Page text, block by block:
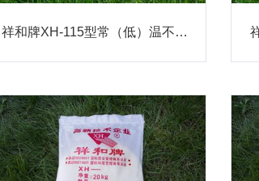
祥和牌XH-115型常（低）温不表调浓缩磷化液